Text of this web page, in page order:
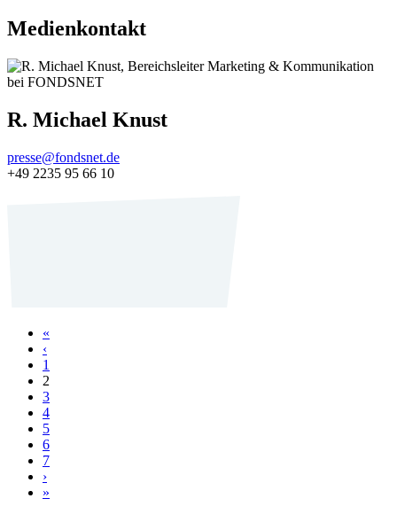
Medienkontakt
R. Michael Knust
presse@fondsnet.de
+49 2235 95 66 10
«
‹
1
2
3
4
5
6
7
›
»